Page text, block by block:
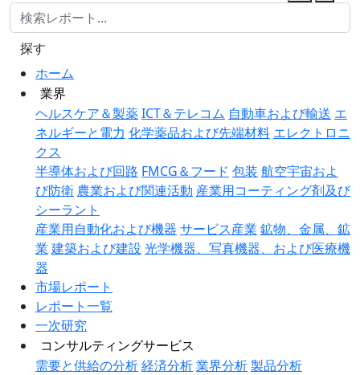
ホーム
業界
ヘルスケア＆製薬ICT＆テレコム 自動車および輸送 エ
ネルギーと電力 化学薬品および先端材料 エレクトロニ
クス
半導体および回路 FMCG＆フード 包装 航空宇宙およ
び防衛 農業および関連活動 産業用コーティング剤及び
シーラント
産業用自動化および機器 サービス産業 鉱物、金属、鉱
業 建築および建設 光学機器、写真機器、および医療機
器
市場レポート
レポート一覧
一次研究
コンサルティングサービス
需要と供給の分析経済分析業界分析製品分析
探す